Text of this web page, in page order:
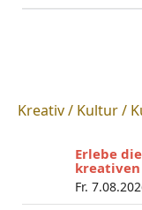
Kreativ / Kultur /
Erlebe
Fr.